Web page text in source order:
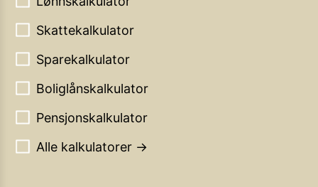
Skattekalkulator
Sparekalkulator
Boliglånskalkulator
Pensjonskalkulator
Alle kalkulatorer →